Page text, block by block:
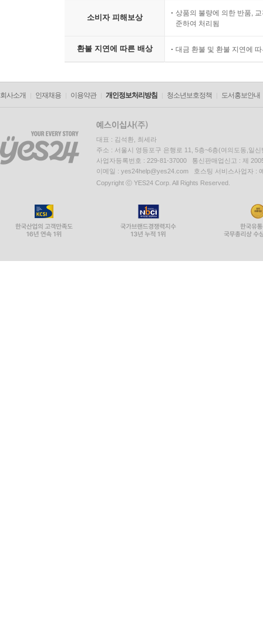
소비자 피해보상
상품의 불량에 의한 반품,
준하여 처리됨
환불 지연에 따른 배상 대금 환불 및 환불 지연에
회사소개 인재채용 이용약관 개인정보처리방침 청소년보호정책 도서홍보안내
대표 : 김석환, 최세라
주소 : 서울시 영등포구 은행로 11, 5층~6층(여의도동,일신
사업자등록번호 : 229-81-37000 통신판매업신고 : 제
이메일 : yes24help@yes24.com 호스팅 서비스사업자 :
Copyright ⓒ YES24 Corp. All Rights Reserved.